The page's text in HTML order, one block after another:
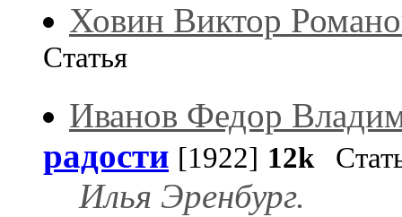
Ховин Виктор
Статья
Иванов Федор
радости [1922] 12k
Илья Эренбург.